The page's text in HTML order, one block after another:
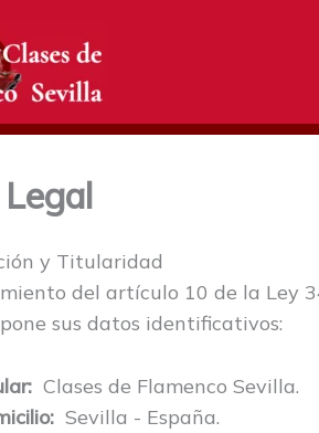
y Titularidad
del artículo 10 de la Ley
sus datos identificativos:
Clases de Flamenco Sevilla.
Sevilla - España.